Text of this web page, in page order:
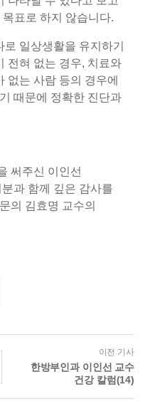
표로 하지 않습니다.
일상생활을 유지하기
전혀 없는 경우, 치료와
없는 사람 등의 경우에
때문에 정확한 진단과
써주신 이인선
과 함께 깊은 감사를
의 김효명 교수의
이전 기사
한방부인과 이인선 교수
건강 칼럼(14)